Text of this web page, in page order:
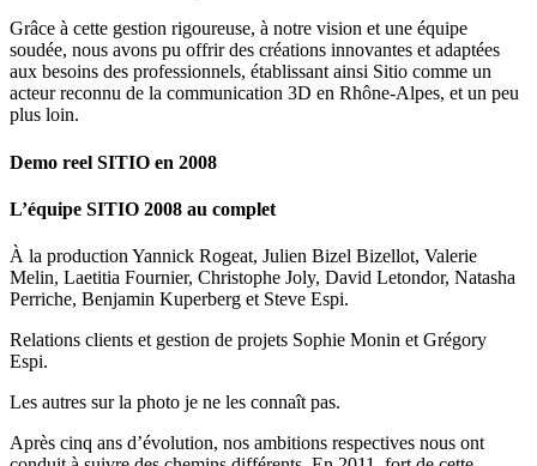
Grâce à cette gestion rigoureuse, à notre vision et une équipe
soudée, nous avons pu offrir des créations innovantes et adaptées
aux besoins des professionnels, établissant ainsi Sitio comme un
acteur reconnu de la communication 3D en Rhône-Alpes, et un peu
plus loin.
Demo reel SITIO en 2008
L’équipe SITIO 2008 au complet
À la production Yannick Rogeat, Julien Bizel Bizellot, Valerie
Melin, Laetitia Fournier, Christophe Joly, David Letondor, Natasha
Perriche, Benjamin Kuperberg et Steve Espi.
Relations clients et gestion de projets Sophie Monin et Grégory
Espi.
Les autres sur la photo je ne les connaît pas.
Après cinq ans d’évolution, nos ambitions respectives nous ont